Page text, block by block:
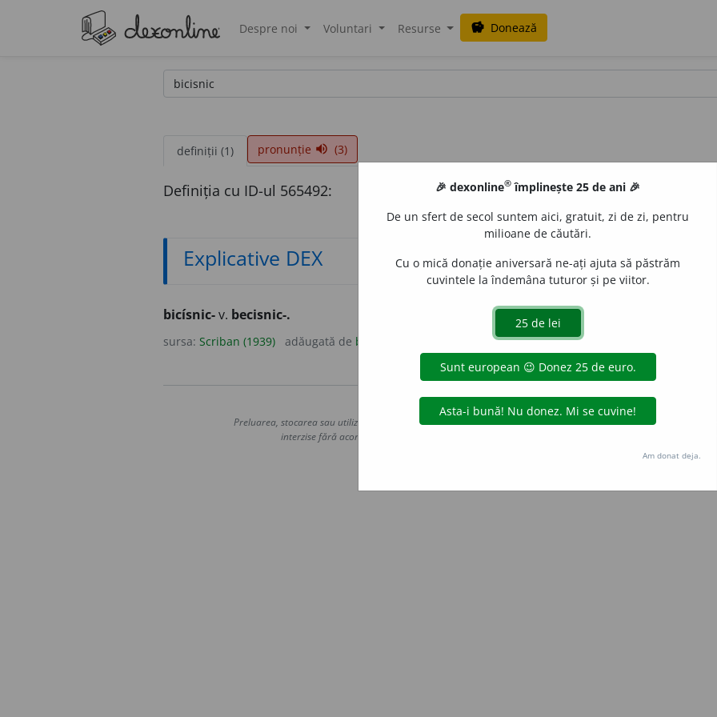
Despre noi Voluntari Resurse savings Donează
definiții (1) pronunție volume_up (3)
Definiția cu ID-ul 565492:
Explicative DEX
bicísnic-v. becisnic-.
sursa: Scriban (1939) adăugată de blaurb.
Copyright © 2004-2026 dexonline (https://dexonline.ro)
Preluarea, stocarea sau utilizarea datelor de pe acest site, inclusiv prin orice metode de extragere automată
interzise fără acordul nostru prealabil scris, cu excepția seturilor de date oferite oficial spre utilizare
Hosterion
🎉 dexonline® împlinește 25 de ani 🎉
De un sfert de secol suntem aici, gratuit, zi de zi, pentru
milioane de căutări.
Cu o mică donație aniversară ne-ați ajuta să păstrăm
cuvintele la îndemâna tuturor și pe viitor.
Am donat deja.